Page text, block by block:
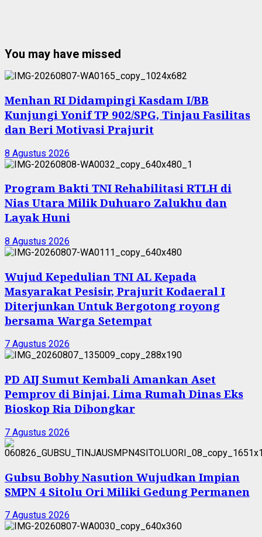
You may have missed
Menhan RI Didampingi Kasdam I/BB
Kunjungi Yonif TP 902/SPG, Tinjau Fasilitas
dan Beri Motivasi Prajurit
8 Agustus 2026
Program Bakti TNI Rehabilitasi RTLH di
Nias Utara Milik Duhuaro Zalukhu dan
Layak Huni
8 Agustus 2026
Wujud Kepedulian TNI AL Kepada
Masyarakat Pesisir, Prajurit Kodaeral I
Diterjunkan Untuk Bergotong royong
bersama Warga Setempat
7 Agustus 2026
PD AIJ Sumut Kembali Amankan Aset
Pemprov di Binjai, Lima Rumah Dinas Eks
Bioskop Ria Dibongkar
7 Agustus 2026
Gubsu Bobby Nasution Wujudkan Impian
SMPN 4 Sitolu Ori Miliki Gedung Permanen
7 Agustus 2026